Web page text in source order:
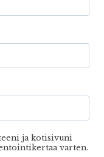
ja kotisivuni
varten.